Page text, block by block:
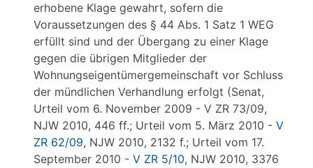
erhobene Klage gewahrt, sofern die
Voraussetzungen des § 44 Abs. 1 Satz 1 WEG
erfüllt sind und der Übergang zu einer Klage
gegen die übrigen Mitglieder der
Wohnungseigentümergemeinschaft vor Schluss
der mündlichen Verhandlung erfolgt (Senat,
Urteil vom 6. November 2009 - V ZR 73/09,
NJW 2010, 446 ff.; Urteil vom 5. März 2010 - V
ZR 62/09, NJW 2010, 2132 f.; Urteil vom 17.
September 2010 - V ZR 5/10, NJW 2010, 3376